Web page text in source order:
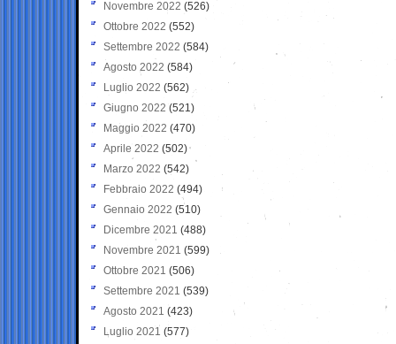
Novembre 2022 (526)
Ottobre 2022 (552)
Settembre 2022 (584)
Agosto 2022 (584)
Luglio 2022 (562)
Giugno 2022 (521)
Maggio 2022 (470)
Aprile 2022 (502)
Marzo 2022 (542)
Febbraio 2022 (494)
Gennaio 2022 (510)
Dicembre 2021 (488)
Novembre 2021 (599)
Ottobre 2021 (506)
Settembre 2021 (539)
Agosto 2021 (423)
Luglio 2021 (577)